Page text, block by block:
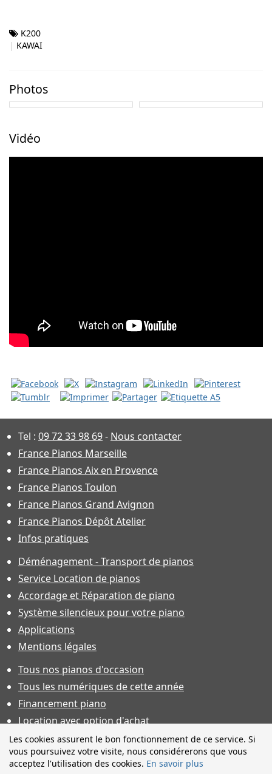
Les cookies assurent le bon fonctionnement de ce service. Si
vous poursuivez votre visite, nous considérerons que vous
acceptez l'utilisation des cookies. En savoir plus
K200
KAWAI
Photos
Vidéo
Tel : 09 72 33 98 69- Nous contacter
France Pianos Marseille
France Pianos Aix en Provence
France Pianos Toulon
France Pianos Grand Avignon
France Pianos Dépôt Atelier
Infos pratiques
Déménagement - Transport de pianos
Service Location de pianos
Accordage et Réparation de piano
Système silencieux pour votre piano
Applications
Mentions légales
Tous nos pianos d'occasion
Tous les numériques de cette année
Financement piano
Location avec option d'achat
Conditions générales de vente
Offres d'emploi & contrat d'apprentissage